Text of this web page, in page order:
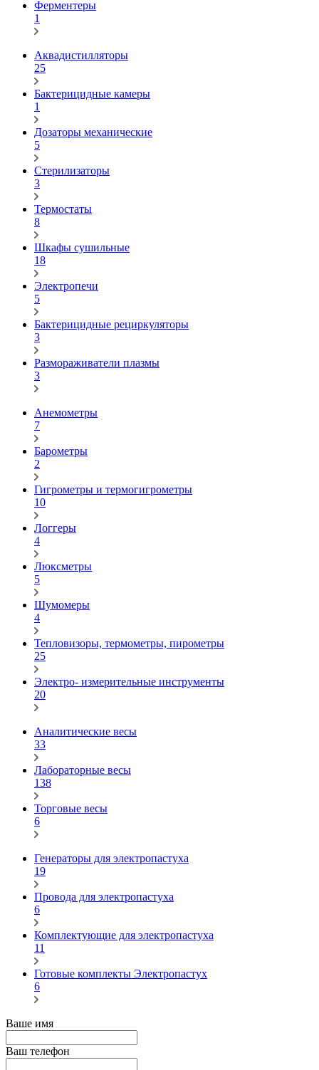
Ферментеры
1
Аквадистилляторы
25
Бактерицидные камеры
1
Дозаторы механические
5
Стерилизаторы
3
Термостаты
8
Шкафы сушильные
18
Электропечи
5
Бактерицидные рециркуляторы
3
Размораживатели плазмы
3
Анемометры
7
Барометры
2
Гигрометры и термогигрометры
10
Логгеры
4
Люксметры
5
Шумомеры
4
Тепловизоры, термометры, пирометры
25
Электро- измерительные инструменты
20
Аналитические весы
33
Лабораторные весы
138
Торговые весы
6
Генераторы для электропастуха
19
Провода для электропастуха
6
Комплектующие для электропастуха
11
Готовые комплекты Электропастух
6
Ваше имя
Ваш телефон